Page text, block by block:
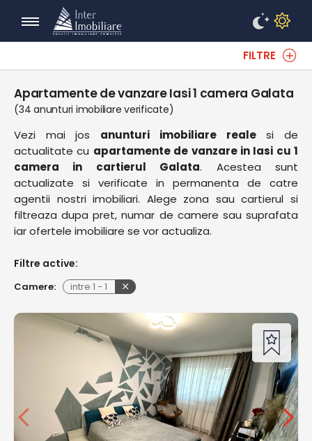
FILTRE
Apartamente de vanzare Iasi 1 camera Galata
(34 anunturi imobiliare verificate)
Vezi mai jos anunturi imobiliare realesi de
actualitate cu apartamente de vanzare in Iasi cu 1
camera in cartierul Galata. Acestea sunt
actualizate si verificate in permanenta de catre
agentii nostri imobiliari. Alege zona sau cartierul si
filtreaza dupa pret, numar de camere sau suprafata
iar ofertele imobiliare se vor actualiza.
Filtre active:
Camere: intre 1 - 1